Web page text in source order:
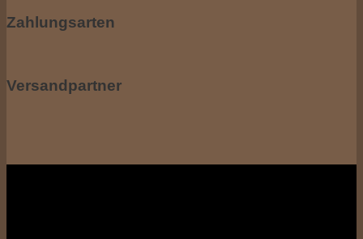
Zahlungsarten
Versandpartner